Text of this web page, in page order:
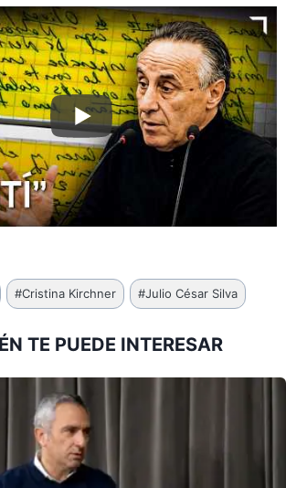
#Cristina Kirchner #Julio César Silva
TE PUEDE INTERESAR